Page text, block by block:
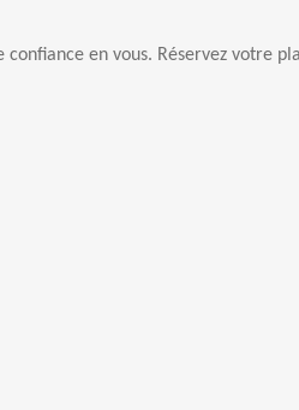
en vous. Réservez votre